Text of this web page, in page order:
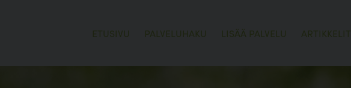
ETUSIVU PALVELUHAKU LISÄÄ PALVELU ARTIKKELIT